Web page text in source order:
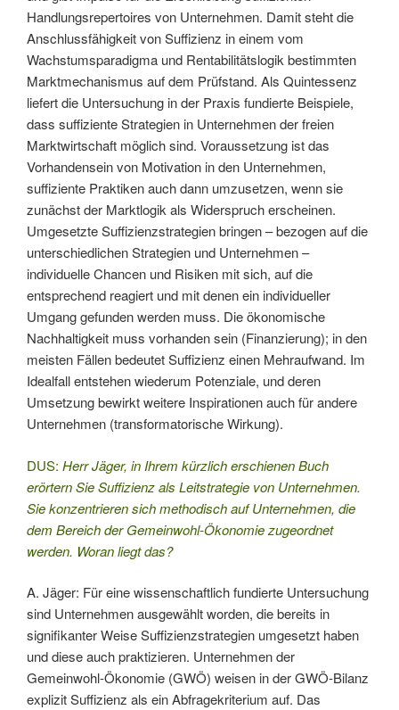
Handlungsrepertoires von Unternehmen. Damit steht die
Anschlussfähigkeit von Suffizienz in einem vom
Wachstumsparadigma und Rentabilitätslogik bestimmten
Marktmechanismus auf dem Prüfstand. Als Quintessenz
liefert die Untersuchung in der Praxis fundierte Beispiele,
dass suffiziente Strategien in Unternehmen der freien
Marktwirtschaft möglich sind. Voraussetzung ist das
Vorhandensein von Motivation in den Unternehmen,
suffiziente Praktiken auch dann umzusetzen, wenn sie
zunächst der Marktlogik als Widerspruch erscheinen.
Umgesetzte Suffizienzstrategien bringen – bezogen auf die
unterschiedlichen Strategien und Unternehmen –
individuelle Chancen und Risiken mit sich, auf die
entsprechend reagiert und mit denen ein individueller
Umgang gefunden werden muss. Die ökonomische
Nachhaltigkeit muss vorhanden sein (Finanzierung); in den
meisten Fällen bedeutet Suffizienz einen Mehraufwand. Im
Idealfall entstehen wiederum Potenziale, und deren
Umsetzung bewirkt weitere Inspirationen auch für andere
Unternehmen (transformatorische Wirkung).
DUS: Herr Jäger, in Ihrem kürzlich erschienen Buch
erörtern Sie Suffizienz als Leitstrategie von Unternehmen.
Sie konzentrieren sich methodisch auf Unternehmen, die
dem Bereich der Gemeinwohl-Ökonomie zugeordnet
werden. Woran liegt das?
A. Jäger: Für eine wissenschaftlich fundierte Untersuchung
sind Unternehmen ausgewählt worden, die bereits in
signifikanter Weise Suffizienzstrategien umgesetzt haben
und diese auch praktizieren. Unternehmen der
Gemeinwohl-Ökonomie (GWÖ) weisen in der GWÖ-Bilanz
explizit Suffizienz als ein Abfragekriterium auf. Das